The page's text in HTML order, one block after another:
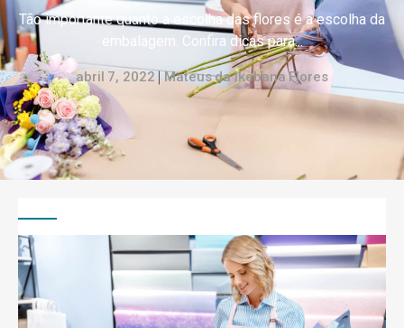
Tão importante quanto a escolha das flores é a escolha da
embalagem. Confira dicas para...
abril 7, 2022 Mateus da Ikebana Flores